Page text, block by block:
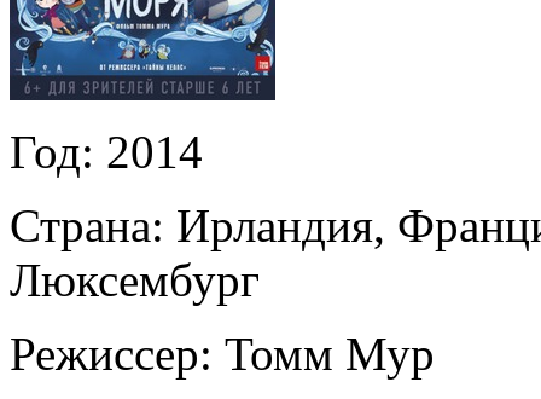
Год: 2014
Страна: Ирландия,
Люксембург
Режиссер: Томм Мур